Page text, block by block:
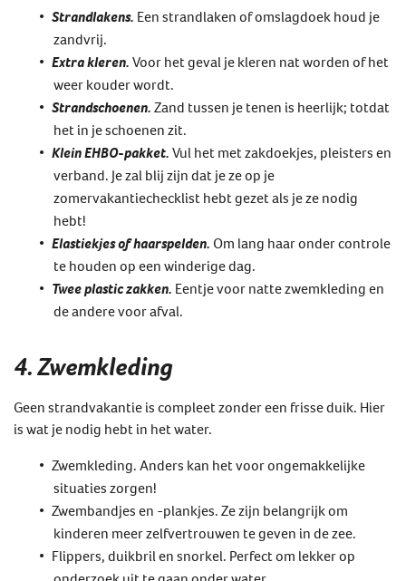
Strandlakens. Een strandlaken of omslagdoek houd je
zandvrij.
Extra kleren. Voor het geval je kleren nat worden of het
weer kouder wordt.
Strandschoenen. Zand tussen je tenen is heerlijk; totdat
het in je schoenen zit.
Klein EHBO-pakket. Vul het met zakdoekjes, pleisters en
verband. Je zal blij zijn dat je ze op je
zomervakantiechecklist hebt gezet als je ze nodig
hebt!
Elastiekjes of haarspelden. Om lang haar onder controle
te houden op een winderige dag.
Twee plastic zakken. Eentje voor natte zwemkleding en
de andere voor afval.
4. Zwemkleding
Geen strandvakantie is compleet zonder een frisse duik. Hier
is wat je nodig hebt in het water.
Zwemkleding. Anders kan het voor ongemakkelijke
situaties zorgen!
Zwembandjes en -plankjes. Ze zijn belangrijk om
kinderen meer zelfvertrouwen te geven in de zee.
Flippers, duikbril en snorkel. Perfect om lekker op